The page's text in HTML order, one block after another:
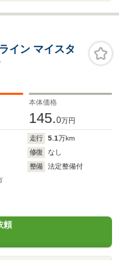
イン マイスタ
本体価格
145.0万円
走行 5.1万km
修復
なし
整備
法定整備付
頼